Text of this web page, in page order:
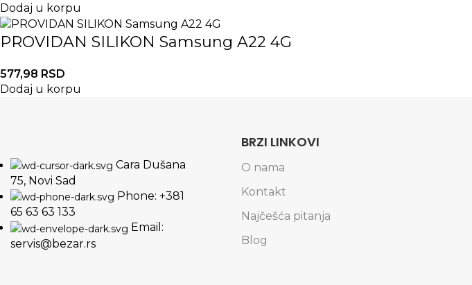
Dodaj u korpu
PROVIDAN SILIKON Samsung A22 4G
577,98 RSD
Dodaj u korpu
Cara Dušana
75, Novi Sad
Phone: +381
65 63 63 133
Email:
servis@bezar.rs
BRZI LINKOVI
O nama
Kontakt
Najčešća pitanja
Blog